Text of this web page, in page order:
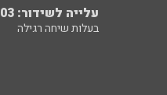
עלייה לשידור: 0552-103-103
בעלות שיחה רגילה